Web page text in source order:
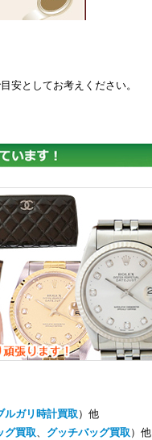
安としてお考えください。
ルガリ時計買取 ）他
グ買取、 グッチバッグ買取 ）他